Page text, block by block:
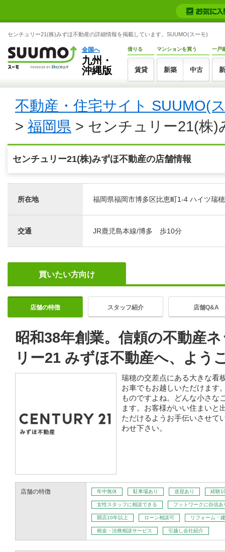
センチュリー21(株)みずほ不動産の詳細情報を掲載しています。SUUMO(スーモ)
全国へ
九州・
沖縄版
借りる
賃貸
マンションを買う
新築 中古
一戸
不動産・住宅サイト SUUMO(
> 福岡県 > センチュリー21(株)
センチュリー21(株)みずほ不動産の店舗情報
所在地 福岡県福岡市博多区比恵町1-4 ハイツ瑞
交通 JR鹿児島本線/博多 歩10分
買いたい方向け
店舗の特徴 スタッフ紹介 店舗Q&A
昭和38年創業。信頼の不動産
リー21 みずほ不動産へ、よう
瑞穂の交差点にある大きな看
お車でもお越しいただけます
ものですよね。どんな小さな
ます。お客様がいい住まいと
ただけるようお手伝いさせて
わせ下さい。
店舗の特徴 年中無休 駐車場あり 送迎あり 経験
女性スタッフに相談できる フットワークに自信あ
開店10年以上 ローン相談可 リフォーム・
税金・法務相談サービス 引越し会社紹介